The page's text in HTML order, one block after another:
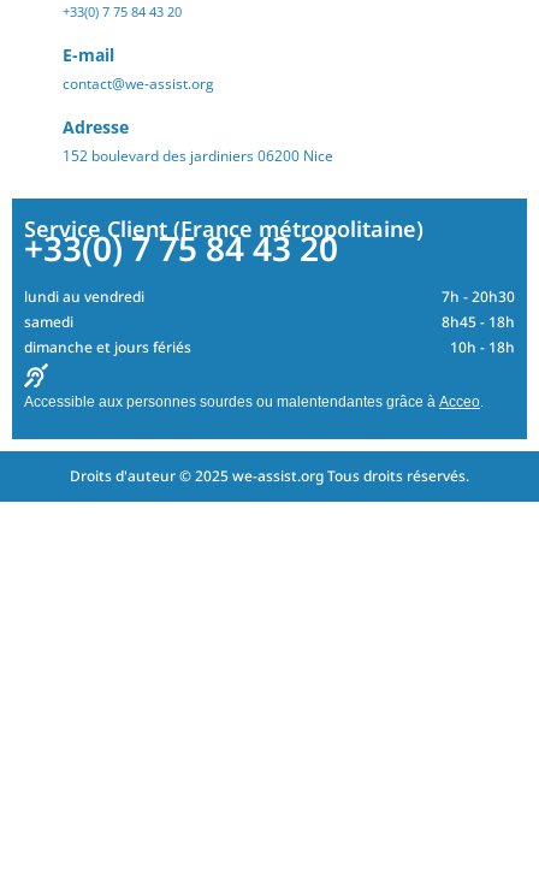
+33(0) 7 75 84 43 20
E-mail
contact@we-assist.org
Adresse
152 boulevard des jardiniers 06200 Nice
Service Client (France métropolitaine)
+33(0) 7 75 84 43 20
lundi au vendredi
7h - 20h30
samedi
8h45 - 18h
dimanche et jours fériés
10h - 18h
Accessible aux personnes sourdes ou malentendantes grâce à Acceo.
Droits d'auteur © 2025 we-assist.org Tous droits réservés.